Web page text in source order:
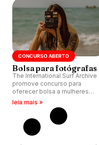
CONCURSO ABERTO
Bolsa para fotógrafas
The International Surf Archive
promove concurso para
oferecer bolsa a mulheres
fotógrafas de surfe.
leia mais »